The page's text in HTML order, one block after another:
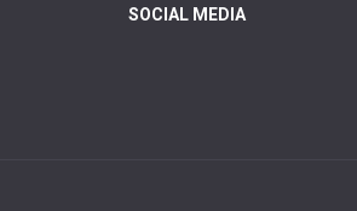
SOCIAL MEDIA